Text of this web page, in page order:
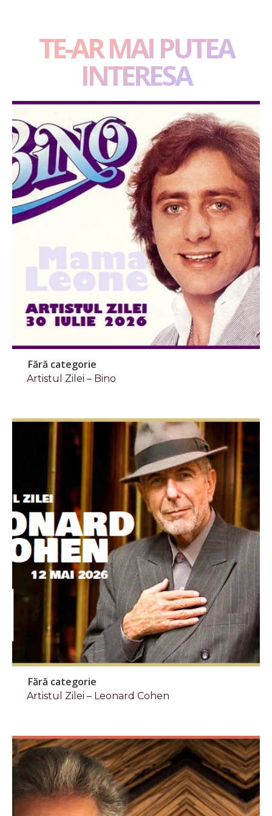
TE-AR MAI PUTEA
INTERESA
Fără categorie
Artistul Zilei – Bino
Fără categorie
Artistul Zilei – Leonard Cohen